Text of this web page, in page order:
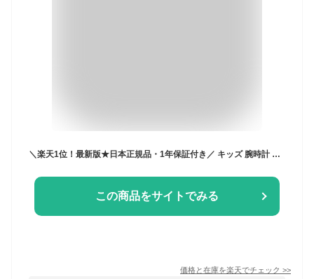
この商品をサイトでみる
価格と在庫を楽天でチェック >>